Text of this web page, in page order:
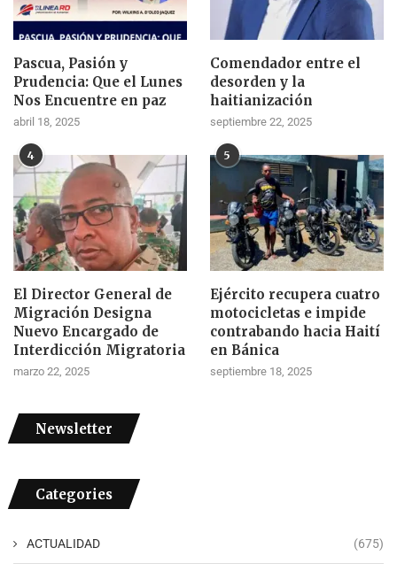
Pascua, Pasión y
Prudencia: Que el Lunes
Nos Encuentre en paz
abril 18, 2025
Comendador entre el
desorden y la
haitianización
septiembre 22, 2025
4
El Director General de
Migración Designa
Nuevo Encargado de
Interdicción Migratoria
marzo 22, 2025
5
Ejército recupera cuatro
motocicletas e impide
contrabando hacia Haití
en Bánica
septiembre 18, 2025
Newsletter
Categories
ACTUALIDAD (675)